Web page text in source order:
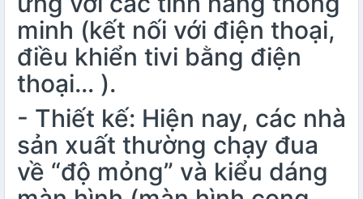
minh (kết nối với điện thoại,
điều khiển tivi bằng điện
thoại… ).
- Thiết kế: Hiện nay, các nhà
sản xuất thường chạy đua
về “độ mỏng” và kiểu dáng